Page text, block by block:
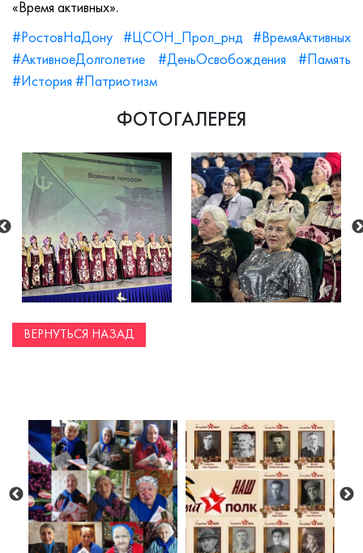
«Время активных».
#РостовНаДону #ЦСОН_Прол_рнд
#ВремяАктивных
#АктивноеДолголетие
#ДеньОсвобождения
#Память
#История #Патриотизм
ФОТОГАЛЕРЕЯ
ВЕРНУТЬСЯ НАЗАД